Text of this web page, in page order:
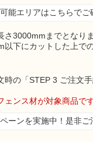
エリアはこちらでご
さ3000mmまでとな
下にカットした上で
の「STEP 3 ご注文
ンス材が対象商品で
ーンを実施中！是非ご